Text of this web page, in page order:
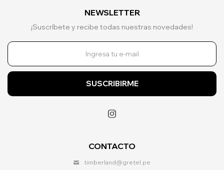
CONTACTO
timberland@gretel.pe
NEWSLETTER
¡Suscríbete y recibe todas nuestras novedades!
SUSCRIBIRME
